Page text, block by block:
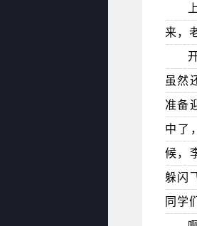
来，
虽然
准备
中了
候，
躲闪
同学